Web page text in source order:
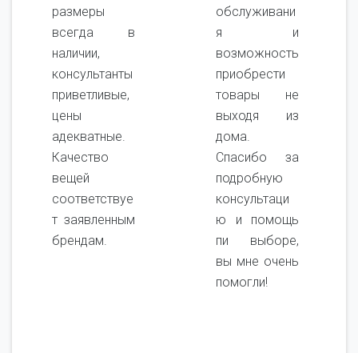
размеры
всегда в
наличии,
консультанты
приветливые,
цены
адекватные.
Качество
вещей
соответствуе
т заявленным
брендам.
обслуживани
я и
возможность
приобрести
товары не
выходя из
дома.
Спасибо за
подробную
консультаци
ю и помощь
пи выборе,
вы мне очень
помогли!